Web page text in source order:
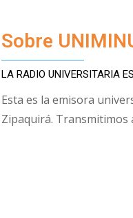
Sobre
LA RADIO UNIVERSITARIA
Esta es la emisora
Zipaquirá.